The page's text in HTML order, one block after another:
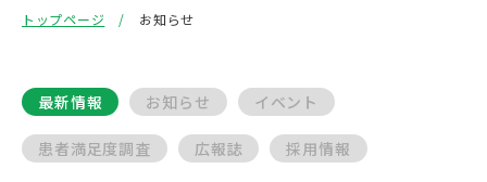
トップページ お知らせ
最新情報 お知らせ イベント
患者満足度調査 広報誌 採用情報